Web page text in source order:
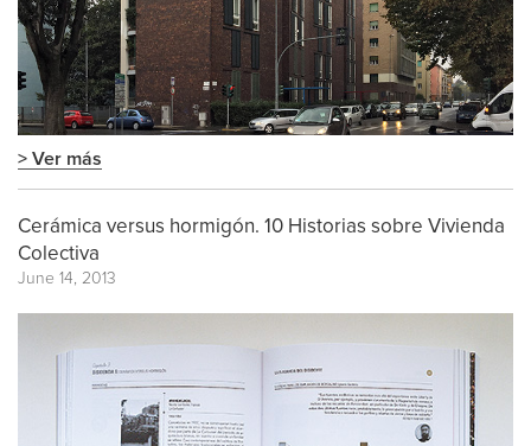
> Ver más
Cerámica versus hormigón. 10 Historias sobre Vivienda
Colectiva
June 14, 2013